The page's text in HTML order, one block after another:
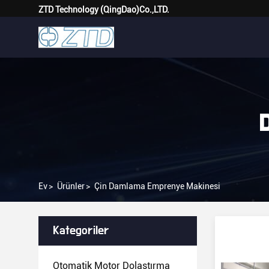
ZTD Technology (QingDao)Co.,LTD.
Ev> Ürünler> Çin Damlama Emprenye Makinesi
Kategoriler
Otomatik Motor Dolaştırma